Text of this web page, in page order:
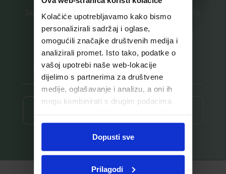
Kolačiće upotrebljavamo kako bismo
personalizirali sadržaj i oglase,
omogućili značajke društvenih medija i
analizirali promet. Isto tako, podatke o
vašoj upotrebi naše web-lokacije
dijelimo s partnerima za društvene
medije, oglašavanje i analizu, a oni ih
mogu kombinirati s drugim podacima
ste upotrebljavali njihove usluge.
Dopusti sve
Prilagodi
Saznajte prvi za nove proizvode i ekskluzivne promocije
Prijavite se na listu za novosti